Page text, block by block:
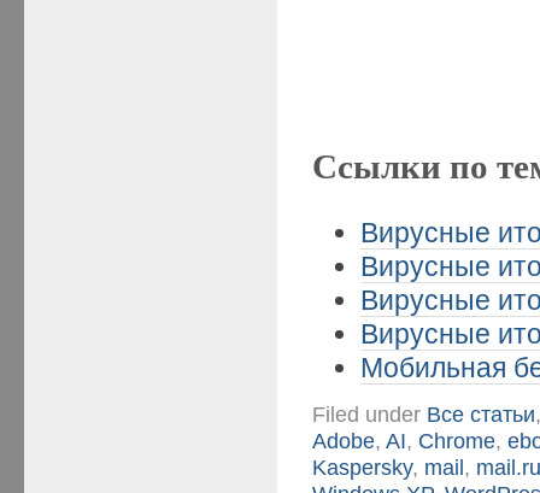
Ссылки по
Вирусные
Вирусные
Вирусные
Вирусные
Мобильная
Filed under Все статьи
Adobe,AI, Chrome,
Kaspersky, mail,